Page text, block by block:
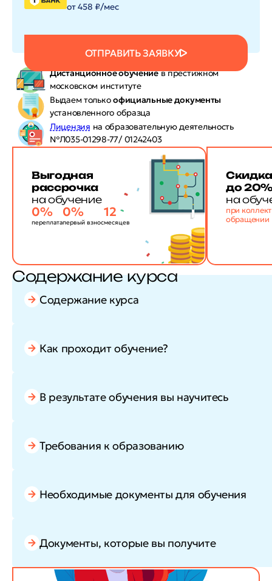
ОТПРАВИТЬ ЗАЯВКУ
от 458 ₽/мес
Дистанционное обучениев престижном
московском институте
Выдаем толькоофициальные документы
установленного образца
Лицензия на образовательную деятельность
№Л035-01298-77/ 01242403
Выгодная
рассрочка
на обучение
0%
переплата
0%
первый взнос
12
месяцев
до
на
при
обращении
Содержание курса
Содержание курса
Как проходит обучение?
В результате обучения вы научитесь
Требования к образованию
Необходимые документы для обучения
Документы, которые вы получите